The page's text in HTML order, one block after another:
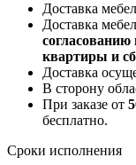
Доставка
Доставка
согласованию
квартиры и
Доставка
В сторону
При заказе от
бесплатно.
Сроки исполнения